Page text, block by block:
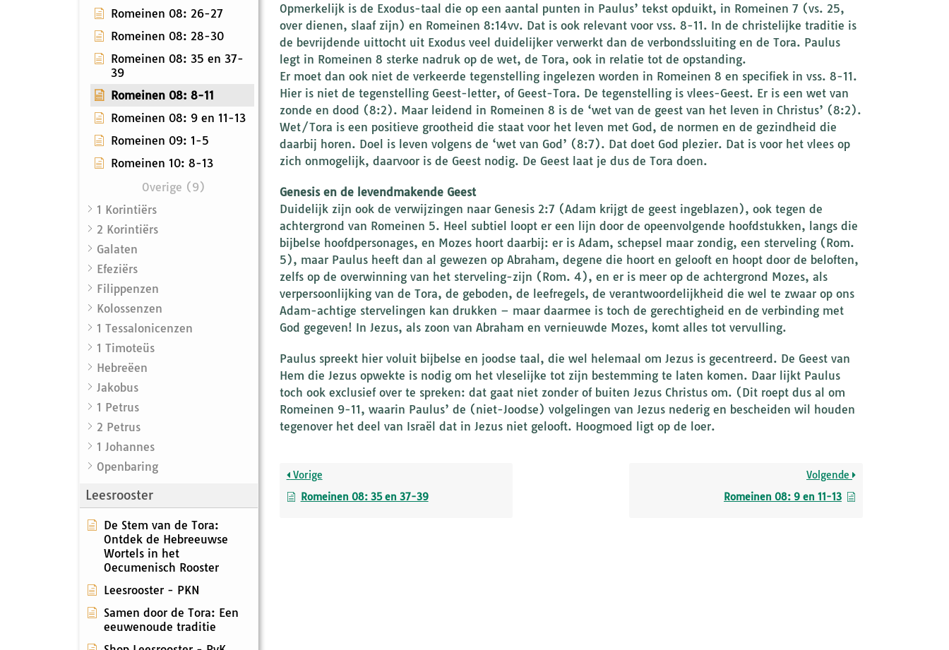
Romeinen 08: 26-27
Romeinen 08: 28-30
Romeinen 08: 35 en 37-
39
Romeinen 08: 8-11
Romeinen 08: 9 en 11-13
Romeinen 09: 1-5
Romeinen 10: 8-13
Overige (9)
1 Korintiërs
2 Korintiërs
Galaten
Efeziërs
Filippenzen
Kolossenzen
1 Tessalonicenzen
1 Timoteüs
Hebreëen
Jakobus
1 Petrus
2 Petrus
1 Johannes
Openbaring
Leesrooster
De Stem van de Tora:
Ontdek de Hebreeuwse
Wortels in het
Oecumenisch Rooster
Leesrooster - PKN
Samen door de Tora: Een
eeuwenoude traditie
Opmerkelijk is de Exodus-taal die op een aantal punten in Paulus’ tekst opduikt, in Romeinen 7 (vs. 25,
over dienen, slaaf zijn) en Romeinen 8:14vv. Dat is ook relevant voor vss. 8-11. In de christelijke traditie is
de bevrijdende uittocht uit Exodus veel duidelijker verwerkt dan de verbondssluiting en de Tora. Paulus
legt in Romeinen 8 sterke nadruk op de wet, de Tora, ook in relatie tot de opstanding.
Er moet dan ook niet de verkeerde tegenstelling ingelezen worden in Romeinen 8 en specifiek in vss. 8-11.
Hier is niet de tegenstelling Geest-letter, of Geest-Tora. De tegenstelling is vlees-Geest. Er is een wet van
zonde en dood (8:2). Maar leidend in Romeinen 8 is de ‘wet van de geest van het leven in Christus’ (8:2).
Wet/Tora is een positieve grootheid die staat voor het leven met God, de normen en de gezindheid die
daarbij horen. Doel is leven volgens de ‘wet van God’ (8:7). Dat doet God plezier. Dat is voor het vlees op
zich onmogelijk, daarvoor is de Geest nodig. De Geest laat je dus de Tora doen.
Genesis en de levendmakende Geest
Duidelijk zijn ook de verwijzingen naar Genesis 2:7 (Adam krijgt de geest ingeblazen), ook tegen de
achtergrond van Romeinen 5. Heel subtiel loopt er een lijn door de opeenvolgende hoofdstukken, langs die
bijbelse hoofdpersonages, en Mozes hoort daarbij: er is Adam, schepsel maar zondig, een sterveling (Rom.
5), maar Paulus heeft dan al gewezen op Abraham, degene die hoort en gelooft en hoopt door de beloften,
zelfs op de overwinning van het sterveling-zijn (Rom. 4), en er is meer op de achtergrond Mozes, als
verpersoonlijking van de Tora, de geboden, de leefregels, de verantwoordelijkheid die wel te zwaar op ons
Adam-achtige stervelingen kan drukken – maar daarmee is toch de gerechtigheid en de verbinding met
God gegeven! In Jezus, als zoon van Abraham en vernieuwde Mozes, komt alles tot vervulling.
Paulus spreekt hier voluit bijbelse en joodse taal, die wel helemaal om Jezus is gecentreerd. De Geest van
Hem die Jezus opwekte is nodig om het vleselijke tot zijn bestemming te laten komen. Daar lijkt Paulus
toch ook exclusief over te spreken: dat gaat niet zonder of buiten Jezus Christus om. (Dit roept dus al om
Romeinen 9-11, waarin Paulus’ de (niet-Joodse) volgelingen van Jezus nederig en bescheiden wil houden
tegenover het deel van Israël dat in Jezus niet gelooft. Hoogmoed ligt op de loer.
Vorige
Romeinen 08: 35 en 37-39
Volgende
Romeinen 08: 9 en 11-13